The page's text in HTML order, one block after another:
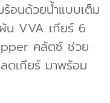
ร้อนด้วยน้ำแบบเต็ม
น VVA เกียร์ 6
คลัตซ์ ช่วย
ดเกียร์ มาพร้อม